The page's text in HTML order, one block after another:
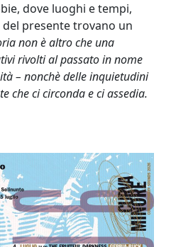
dove luoghi e tempi,
presente trovano un
non è altro che una
rivolti al passato in nome
– nonchè delle inquietudini
che ci circonda e ci assedia.